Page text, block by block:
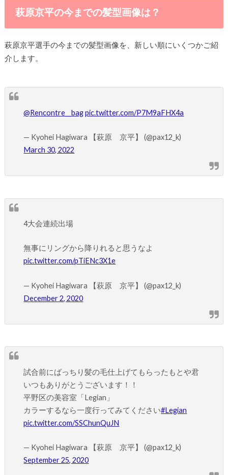
萩原京平の今までの髪型画像は？
萩原京平選手の今までの髪型画像を、新しい順にいくつかご紹
介します。
@Rencontre__bag pic.twitter.com/P7M9aFHX4a
— Kyohei Hagiwara 【萩原 京平】 (@pax12_k)
March 30, 2022
4大会連続出場
無事にリングから降りれると思うなよ
pic.twitter.com/pTiENc3X1e
— Kyohei Hagiwara 【萩原 京平】 (@pax12_k)
December 2, 2020
試合前にばっちり髪の毛仕上げてもらったもとや君
いつもありがとうございます！！
平野区の美容室「Legian」
カラーするなら一度行ってみてください#Legian
pic.twitter.com/SSChunQuJN
— Kyohei Hagiwara 【萩原 京平】 (@pax12_k)
September 25, 2020